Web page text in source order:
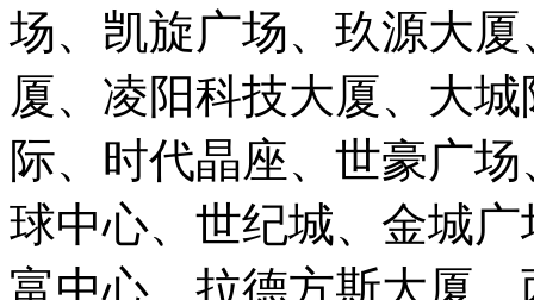
场、凯旋广场、玖源大
厦、凌阳科技大厦、大
际、时代晶座、世豪广
球中心、世纪城、金城
富中心、拉德方斯大厦